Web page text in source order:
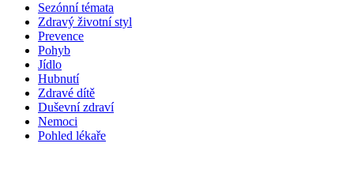
Sezónní témata
Zdravý životní styl
Prevence
Pohyb
Jídlo
Hubnutí
Zdravé dítě
Duševní zdraví
Nemoci
Pohled lékaře